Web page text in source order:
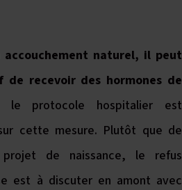
accouchement naturel, il peut
recevoir des hormones de
le protocole hospitalier est
cette mesure. Plutôt que de
de naissance, le refus
est à discuter en amont avec